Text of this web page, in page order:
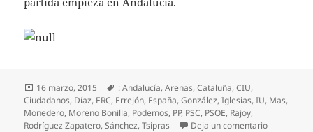
Publicado
el
16 marzo, 2015 Etiquetas
: Andalucía,Arenas,Cataluña,CIU,
Ciudadanos, Díaz, ERC, Errejón, España,González,Iglesias,IU, Mas,
Monedero, Moreno Bonilla, Podemos, PP, PSC, PSOE, Rajoy,
Rodríguez Zapatero,Sánchez,Tsipras Deja un comentarioen España